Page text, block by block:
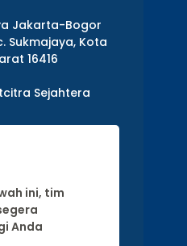
Jakarta-Bogor
Sukmajaya, Kota
16416
Sejahtera
ini, tim
Anda